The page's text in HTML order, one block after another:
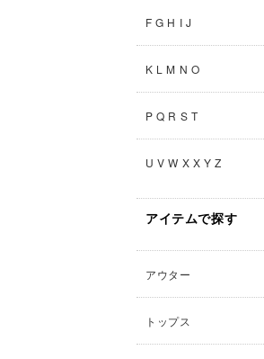
F G H I J
K L M N O
P Q R S T
U V W X X Y Z
アイテムで探す
アウター
トップス